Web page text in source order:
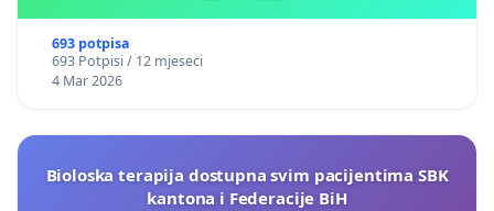
693 potpisa
693 Potpisi / 12 mjeseci
4 Mar 2026
Bioloska terapija dostupna svim pacijentima SBK
kantona i Federacije BiH